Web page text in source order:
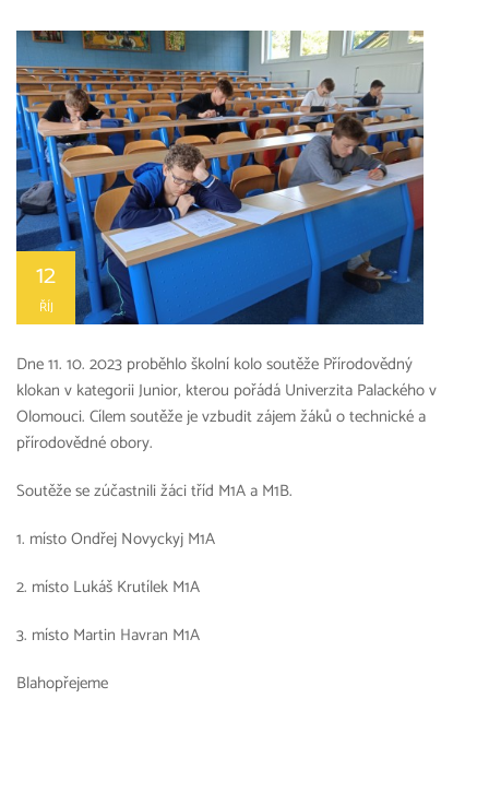
12
ŘÍJ
Dne 11. 10. 2023 proběhlo školní kolo soutěže Přírodovědný
klokan v kategorii Junior, kterou pořádá Univerzita Palackého v
Olomouci. Cílem soutěže je vzbudit zájem žáků o technické a
přírodovědné obory.
Soutěže se zúčastnili žáci tříd M1A a M1B.
1. místo Ondřej Novyckyj M1A
2. místo Lukáš Krutílek M1A
3. místo Martin Havran M1A
Blahopřejeme